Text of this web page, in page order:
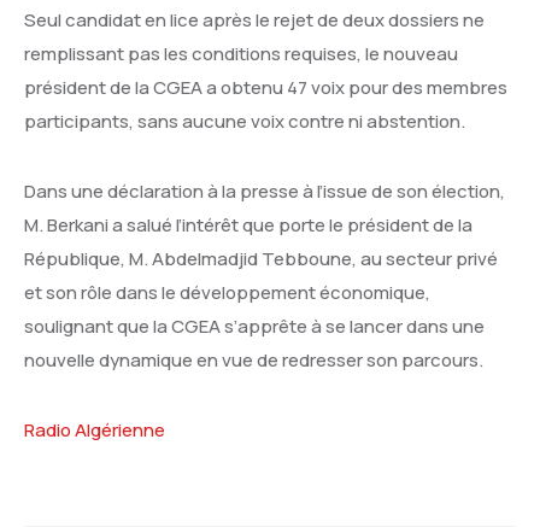
Seul candidat en lice après le rejet de deux dossiers ne
remplissant pas les conditions requises, le nouveau
président de la CGEA a obtenu 47 voix pour des membres
participants, sans aucune voix contre ni abstention.
Dans une déclaration à la presse à l’issue de son élection,
M. Berkani a salué l’intérêt que porte le président de la
République, M. Abdelmadjid Tebboune, au secteur privé
et son rôle dans le développement économique,
soulignant que la CGEA s’apprête à se lancer dans une
nouvelle dynamique en vue de redresser son parcours.
Radio Algérienne